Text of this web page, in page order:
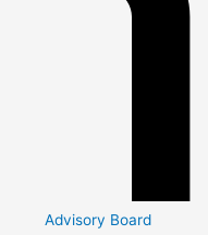
Advisory Board